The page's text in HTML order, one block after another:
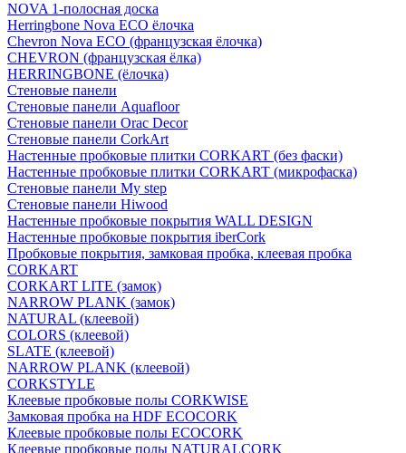
NOVA 1-полосная доска
Herringbone Nova ECO ёлочка
Chevron Nova ECO (французская ёлочка)
CHEVRON (французская ёлка)
HERRINGBONE (ёлочка)
Стеновые панели
Стеновые панели Aquafloor
Стеновые панели Orac Decor
Стеновые панели CorkArt
Настенные пробковые плитки CORKART (без фаски)
Настенные пробковые плитки CORKART (микрофаска)
Стеновые панели My step
Стеновые панели Hiwood
Настенные пробковые покрытия WALL DESIGN
Настенные пробковые покрытия iberCork
Пробковые покрытия, замковая пробка, клеевая пробка
CORKART
CORKART LITE (замок)
NARROW PLANK (замок)
NATURAL (клеевой)
COLORS (клеевой)
SLATE (клеевой)
NARROW PLANK (клеевой)
CORKSTYLE
Клеевые пробковые полы CORKWISE
Замковая пробка на HDF ECOCORK
Клеевые пробковые полы ECOCORK
Клеевые пробковые полы NATURALCORK